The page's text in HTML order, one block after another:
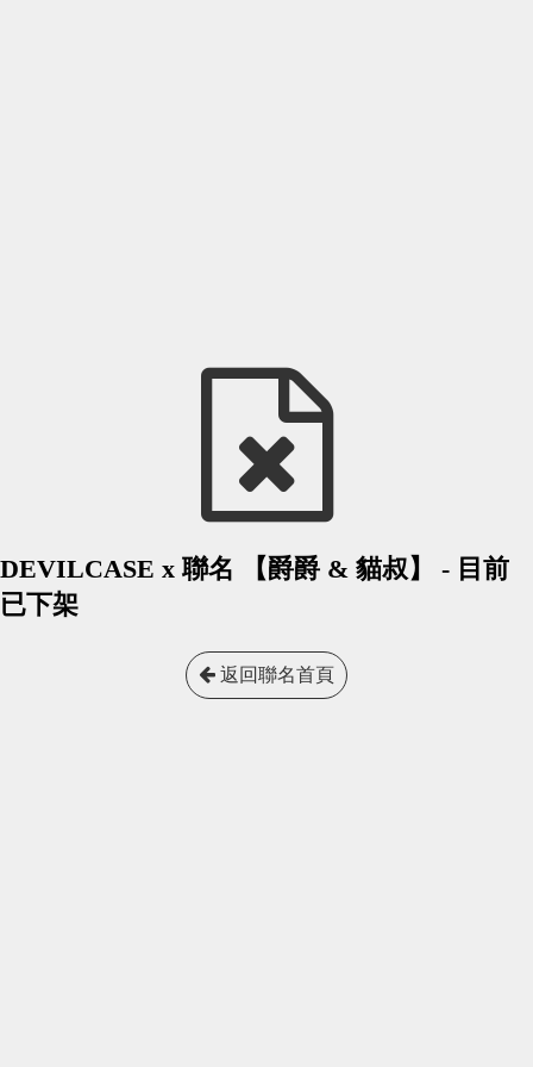
DEVILCASE x 聯名 【爵爵 & 貓叔】 - 目前
已下架
返回聯名首頁